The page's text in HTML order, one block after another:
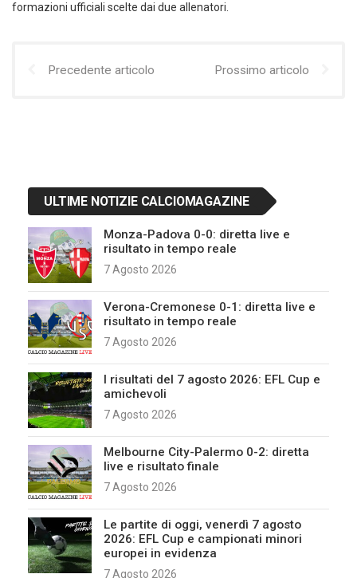
formazioni ufficiali scelte dai due allenatori.
Precedente articolo Prossimo articolo
ULTIME NOTIZIE CALCIOMAGAZINE
Monza-Padova 0-0: diretta live e
risultato in tempo reale
7 Agosto 2026
Verona-Cremonese 0-1: diretta live e
risultato in tempo reale
7 Agosto 2026
I risultati del 7 agosto 2026: EFL Cup e
amichevoli
7 Agosto 2026
Melbourne City-Palermo 0-2: diretta
live e risultato finale
7 Agosto 2026
Le partite di oggi, venerdì 7 agosto
2026: EFL Cup e campionati minori
europei in evidenza
7 Agosto 2026